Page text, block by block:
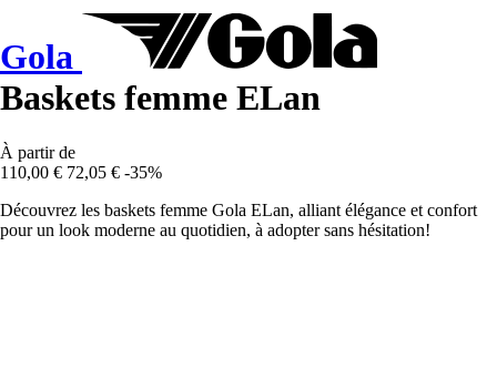
Gola
Baskets femme ELan
À partir de
110,00 € 72,05 € -35%
Découvrez les baskets femme Gola ELan, alliant élégance et confort
pour un look moderne au quotidien, à adopter sans hésitation!